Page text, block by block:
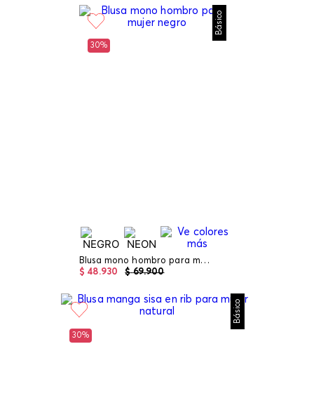
Básico
30%
Blusa mono hombro para mujer
$ 69.900
$ 48.930
Básico
30%